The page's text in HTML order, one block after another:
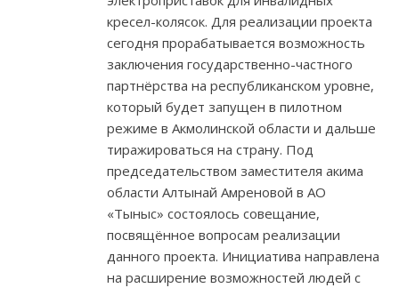
кресел-колясок. Для реализации проекта
сегодня прорабатывается возможность
заключения государственно-частного
партнёрства на республиканском уровне,
который будет запущен в пилотном
режиме в Акмолинской области и дальше
тиражироваться на страну. Под
председательством заместителя акима
области Алтынай Амреновой в АО
«Тыныс» состоялось совещание,
посвящённое вопросам реализации
данного проекта. Инициатива направлена
на расширение возможностей людей с